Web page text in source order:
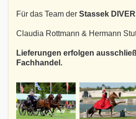
Für das Team der Stassek
Claudia Rottmann & Hermann
Lieferungen erfolgen
Fachhandel.